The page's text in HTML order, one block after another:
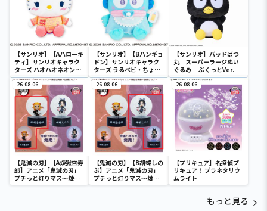
【サンリオ】【Aハローキ
ティ】サンリオキャラク
ターズ ハオハオネオンタ
ウンドールBIGタイプ1
【サンリオ】【Bハンギョ
ドン】サンリオキャラク
ターズ うるベビ・ちょい
デカドール
【サンリオ】バッドばつ
丸 スーパーラージぬい
ぐるみ ぷくっとVer.
26.08.06
【鬼滅の刃】【A煉獄杏寿
郎】アニメ「鬼滅の刃」
プチっと灯りマス～煉獄
杏寿郎・胡蝶しのぶ～
26.08.06
【鬼滅の刃】【B胡蝶しの
ぶ】アニメ「鬼滅の刃」
プチっと灯りマス～煉獄
杏寿郎・胡蝶しのぶ～
26.08.06
【プリキュア】名探偵プ
リキュア！ プラネタリウ
ムライト
もっと見る